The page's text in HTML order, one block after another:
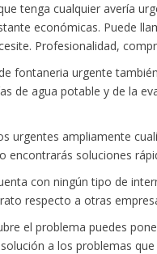
tenga cualquier avería
económicas. Puede
Profesionalidad,
fontaneria urgente
de agua potable y de la
urgentes ampliamente
soluciones
con ningún tipo de
respecto a otras
el problema puedes
a los problemas